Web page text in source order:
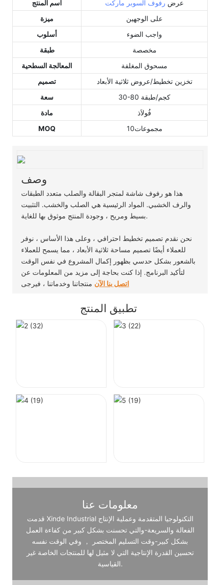
اسم المنتج
عرض رفوف السوبر ماركت
ميزة
على الوجهين
أسلوب
واجب الضوء
طبقة
مخصصة
المعالجة السطحية
مسحوق المغلفة
تصميم
تخزين تخطيط/عروض ثلاثية الأبعاد
سعة
30-80 كجم/طبقة
مادة
فُولاَذ
MOQ
مجموعات10
وصف
هذا هو رفوف شاشة لمتجر البقالة والصلب متعدد الطبقات
والرف الخشبي. المواد الرئيسية هي الصلب والخشب. التثبيت
بسيط ومريح ، وجودة المنتج موثوق بها للغاية.
نحن نقدم تصميم تخطيط احترافي ، وعلى هذا الأساس ، نوفر
للعملاء أيضًا تصميم مساحة ثلاثية الأبعاد ، مما يسمح للعملاء
بالشعور بشكل حدسي بظهور إكمال المشروع في نفس الوقت
لتأكيد البرنامج. إذا كنت بحاجة إلى مزيد من المعلومات عن
اتصل بنا الآن
معلومات عنا
قدمت Xinde Industrial التكنولوجيا المتقدمة وعملية الإنتاج
الفعالة والسريعة-والتي تحسنت بشكل كبير من كفاءة العمل
بشكل كبير-وقت التسليم المختصر ， وفي الوقت نفسه
تحسين القدرة الإنتاجية التي لا مثيل لها للمنتجات الخاصة غير
القياسية.